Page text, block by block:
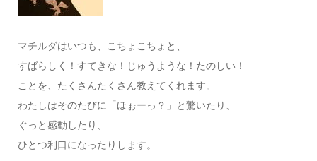
マチルダはいつも、こちょこちょと、
すばらしく！すてきな！じゅうような！たのしい！
ことを、たくさんたくさん教えてくれます。
わたしはそのたびに「ほぉーっ？」と驚いたり、
ぐっと感動したり、
ひとつ利口になったりします。